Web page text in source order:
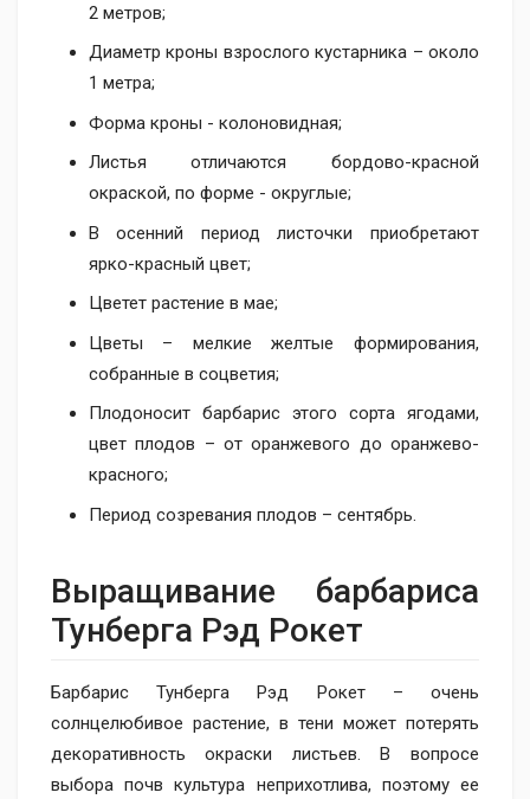
2 метров;
Диаметр кроны взрослого кустарника – около
1 метра;
Форма кроны - колоновидная;
Листья отличаются бордово-красной
окраской, по форме - округлые;
В осенний период листочки приобретают
ярко-красный цвет;
Цветет растение в мае;
Цветы – мелкие желтые формирования,
собранные в соцветия;
Плодоносит барбарис этого сорта ягодами,
цвет плодов – от оранжевого до оранжево-
красного;
Период созревания плодов – сентябрь.
Выращивание барбариса
Тунберга Рэд Рокет
Барбарис Тунберга Рэд Рокет – очень
солнцелюбивое растение, в тени может потерять
декоративность окраски листьев. В вопросе
выбора почв культура неприхотлива, поэтому ее